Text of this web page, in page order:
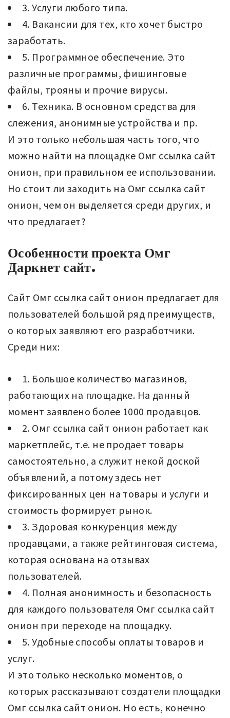
3. Услуги любого типа.
4. Вакансии для тех, кто хочет быстро
заработать.
5. Программное обеспечение. Это
различные программы, фишинговые
файлы, трояны и прочие вирусы.
6. Техника. В основном средства для
слежения, анонимные устройства и пр.
И это только небольшая часть того, что
можно найти на площадке Омг ссылка сайт
онион, при правильном ее использовании.
Но стоит ли заходить на Омг ссылка сайт
онион, чем он выделяется среди других, и
что предлагает?
Особенности проекта Омг
Даркнет сайт.
Сайт Омг ссылка сайт онион предлагает для
пользователей большой ряд преимуществ,
о которых заявляют его разработчики.
Среди них:
1. Большое количество магазинов,
работающих на площадке. На данный
момент заявлено более 1000 продавцов.
2. Омг ссылка сайт онион работает как
маркетплейс, т.е. не продает товары
самостоятельно, а служит некой доской
объявлений, а потому здесь нет
фиксированных цен на товары и услуги и
стоимость формирует рынок.
3. Здоровая конкуренция между
продавцами, а также рейтинговая система,
которая основана на отзывах
пользователей.
4. Полная анонимность и безопасность
для каждого пользователя Омг ссылка сайт
онион при переходе на площадку.
5. Удобные способы оплаты товаров и
услуг.
И это только несколько моментов, о
которых рассказывают создатели площадки
Омг ссылка сайт онион. Но есть, конечно